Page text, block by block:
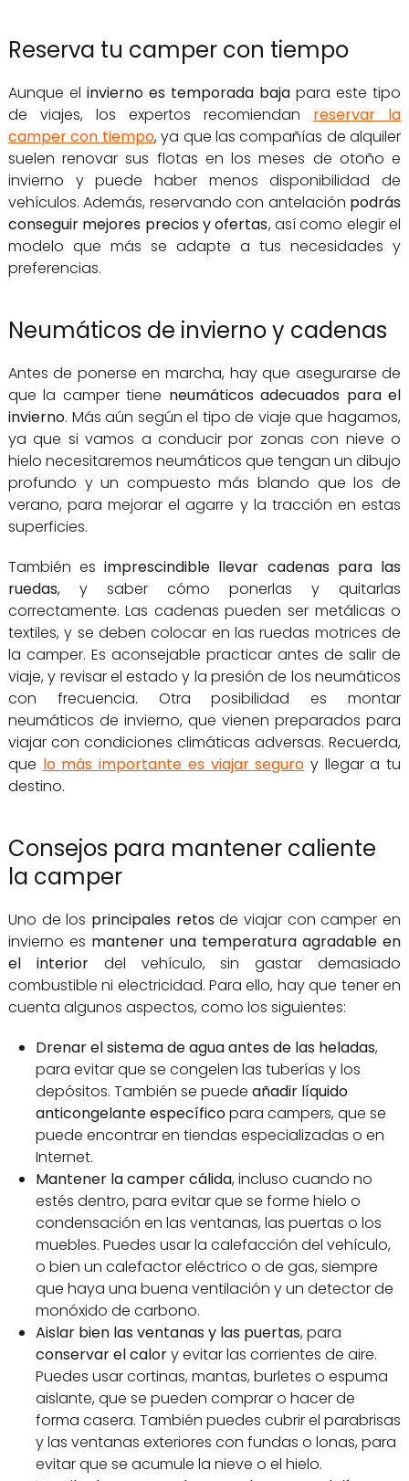
Reserva tu camper con tiempo
Aunque el invierno es temporada baja para este tipo
de viajes, los expertos recomiendan reservar la
camper con tiempo, ya que las compañías de alquiler
suelen renovar sus flotas en los meses de otoño e
invierno y puede haber menos disponibilidad de
vehículos. Además, reservando con antelación podrás
conseguir mejores precios y ofertas, así como elegir el
modelo que más se adapte a tus necesidades y
preferencias.
Neumáticos de invierno y cadenas
Antes de ponerse en marcha, hay que asegurarse de
que la camper tiene neumáticos adecuados para el
invierno. Más aún según el tipo de viaje que hagamos,
ya que si vamos a conducir por zonas con nieve o
hielo necesitaremos neumáticos que tengan un dibujo
profundo y un compuesto más blando que los de
verano, para mejorar el agarre y la tracción en estas
superficies.
También esimprescindible llevar cadenas para las
ruedas, y saber cómo ponerlas y quitarlas
correctamente. Las cadenas pueden ser metálicas o
textiles, y se deben colocar en las ruedas motrices de
la camper. Es aconsejable practicar antes de salir de
viaje, y revisar el estado y la presión de los neumáticos
con frecuencia. Otra posibilidad es montar
neumáticos de invierno, que vienen preparados para
viajar con condiciones climáticas adversas. Recuerda,
que lo más importante es viajar seguro y llegar a tu
destino.
Consejos para mantener caliente
la camper
Uno de los principales retosde viajar con camper en
invierno es mantener una temperatura agradable en
el interiordel vehículo, sin gastar demasiado
combustible ni electricidad. Para ello, hay que tener en
cuenta algunos aspectos, como los siguientes:
Drenar el sistema de agua antes de las heladas,
para evitar que se congelen las tuberías y los
depósitos. También se puede añadir líquido
anticongelante específicopara campers, que se
puede encontrar en tiendas especializadas o en
Internet.
Mantener la camper cálida, incluso cuando no
estés dentro, para evitar que se forme hielo o
condensación en las ventanas, las puertas o los
muebles. Puedes usar la calefacción del vehículo,
o bien un calefactor eléctrico o de gas, siempre
que haya una buena ventilación y un detector de
monóxido de carbono.
Aislar bien las ventanas y las puertas, para
conservar el calory evitar las corrientes de aire.
Puedes usar cortinas, mantas, burletes o espuma
aislante, que se pueden comprar o hacer de
forma casera. También puedes cubrir el parabrisas
y las ventanas exteriores con fundas o lonas, para
evitar que se acumule la nieve o el hielo.